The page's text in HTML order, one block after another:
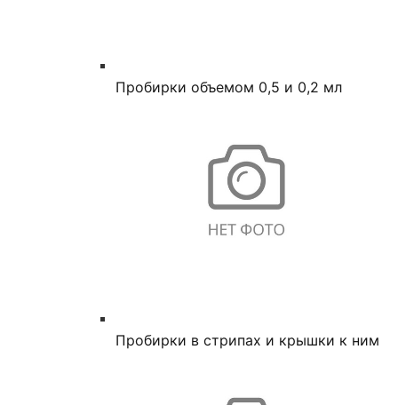
Пробирки объемом 0,5 и 0,2 мл
Пробирки в стрипах и крышки к ним